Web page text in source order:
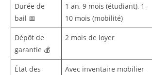
Durée de
bail 📅
1 an, 9 mois (étudiant), 1-
10 mois (mobilité)
Dépôt de
garantie 💰
2 mois de loyer
État des
Avec inventaire mobilier